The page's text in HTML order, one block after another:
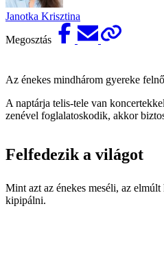
Janotka Krisztina
Megosztás
Az énekes mindhárom gyereke
A naptárja telis-tele van
zenével foglalatoskodik, akkor
Felfedezik a világot
Mint azt az énekes meséli, az
kipipálni.